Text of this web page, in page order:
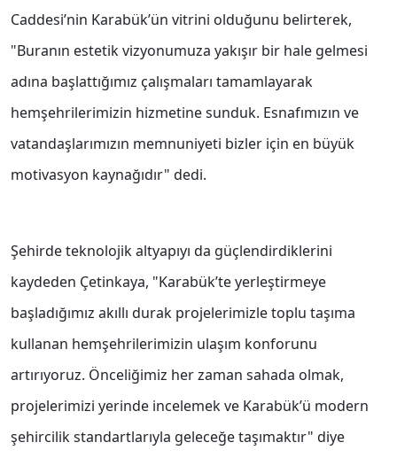
Caddesi’nin Karabük’ün vitrini olduğunu belirterek,
"Buranın estetik vizyonumuza yakışır bir hale gelmesi
adına başlattığımız çalışmaları tamamlayarak
hemşehrilerimizin hizmetine sunduk. Esnafımızın ve
vatandaşlarımızın memnuniyeti bizler için en büyük
motivasyon kaynağıdır" dedi.
Şehirde teknolojik altyapıyı da güçlendirdiklerini
kaydeden Çetinkaya, "Karabük’te yerleştirmeye
başladığımız akıllı durak projelerimizle toplu taşıma
kullanan hemşehrilerimizin ulaşım konforunu
artırıyoruz. Önceliğimiz her zaman sahada olmak,
projelerimizi yerinde incelemek ve Karabük’ü modern
şehircilik standartlarıyla geleceğe taşımaktır" diye